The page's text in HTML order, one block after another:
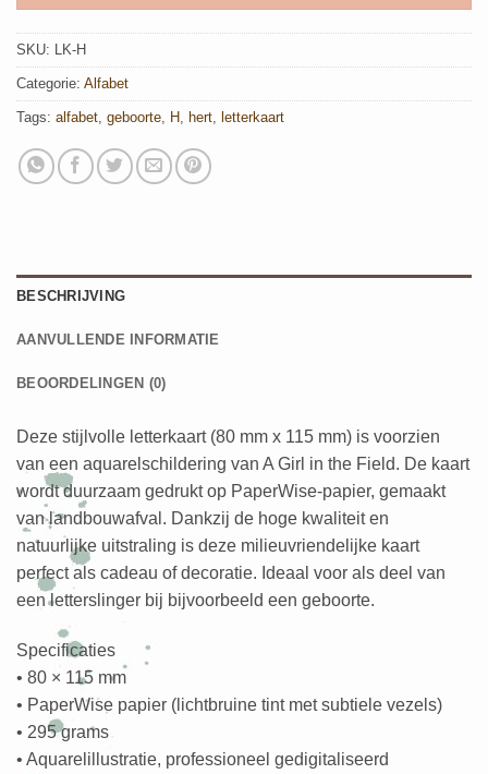
SKU: LK-H
Categorie: Alfabet
Tags: alfabet, geboorte, H, hert, letterkaart
BESCHRIJVING
AANVULLENDE INFORMATIE
BEOORDELINGEN (0)
Deze stijlvolle letterkaart (80 mm x 115 mm) is voorzien
van een aquarelschildering van A Girl in the Field. De kaart
wordt duurzaam gedrukt op PaperWise-papier, gemaakt
van landbouwafval. Dankzij de hoge kwaliteit en
natuurlijke uitstraling is deze milieuvriendelijke kaart
perfect als cadeau of decoratie. Ideaal voor als deel van
een letterslinger bij bijvoorbeeld een geboorte.
Specificaties
• 80 × 115 mm
• PaperWise papier (lichtbruine tint met subtiele vezels)
• 295 grams
• Aquarelillustratie, professioneel gedigitaliseerd